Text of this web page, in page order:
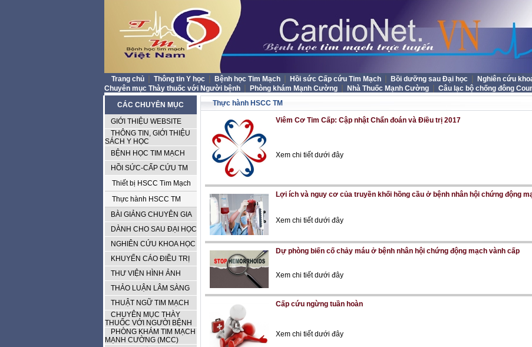
Trang chủ Thông tin Y học Bệnh học Tim Mạch Hồi sức Cấp cứu Tim Mạch Bồi dưỡng sau Đại học Nghiên cứu
Chuyên mục Thày thuốc với Người bệnh Phòng khám Mạnh Cường Nhà Thuốc Mạnh Cường
Câu lạc bộ chống đông
CÁC CHUYÊN MỤC
GIỚI THIỆU WEBSITE
THÔNG TIN, GIỚI THIỆU
SÁCH Y HỌC
BỆNH HỌC TIM MẠCH
HỒI SỨC-CẤP CỨU TM
Thiết bị HSCC Tim Mạch
Thực hành HSCC TM
BÀI GIẢNG CHUYÊN GIA
DÀNH CHO SAU ĐẠI HỌC
NGHIÊN CỨU KHOA HỌC
KHUYẾN CÁO ĐIỀU TRỊ
THƯ VIỆN HÌNH ẢNH
THẢO LUẬN LÂM SÀNG
THUẬT NGỮ TIM MẠCH
CHUYÊN MỤC THÀY
THUỐC VỚI NGƯỜI BỆNH
PHÒNG KHÁM TIM MẠCH
MẠNH CƯỜNG (MCC)
Thực hành HSCC TM
Viêm Cơ Tim Cấp: Cập nhật Chẩn đoán và Điều trị 2017
Xem chi tiết dưới đây
Lợi ích và nguy cơ của truyền khối hồng cầu ở bệnh nhân hội chứng động
Xem chi tiết dưới đây
Dự phòng biến cố chảy máu ở bệnh nhân hội chứng động mạch vành cấp
Xem chi tiết dưới đây
Cấp cứu ngừng tuần hoàn
Xem chi tiết dưới đây